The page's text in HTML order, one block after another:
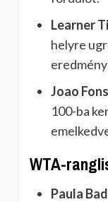
Learner
helyre
Joao
100-ba
WTA-
Paula